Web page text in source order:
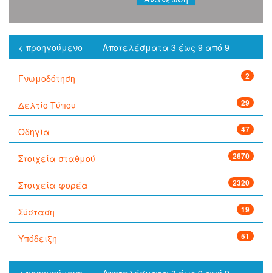
Αποτελέσματα 3 έως 9 από 9
< προηγούμενο
Γνωμοδότηση 2
Δελτίο Τύπου 29
Οδηγία 47
Στοιχεία σταθμού 2670
Στοιχεία φορέα 2320
Σύσταση 19
Υπόδειξη 51